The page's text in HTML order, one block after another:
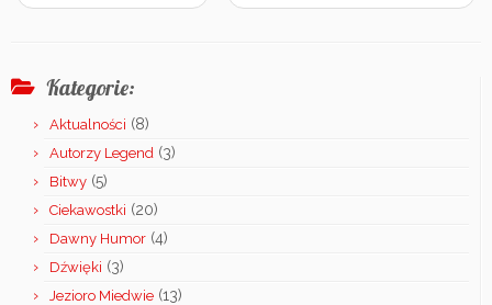
Kategorie:
Aktualności (8)
Autorzy Legend (3)
Bitwy (5)
Ciekawostki (20)
Dawny Humor (4)
Dźwięki (3)
Jezioro Miedwie (13)